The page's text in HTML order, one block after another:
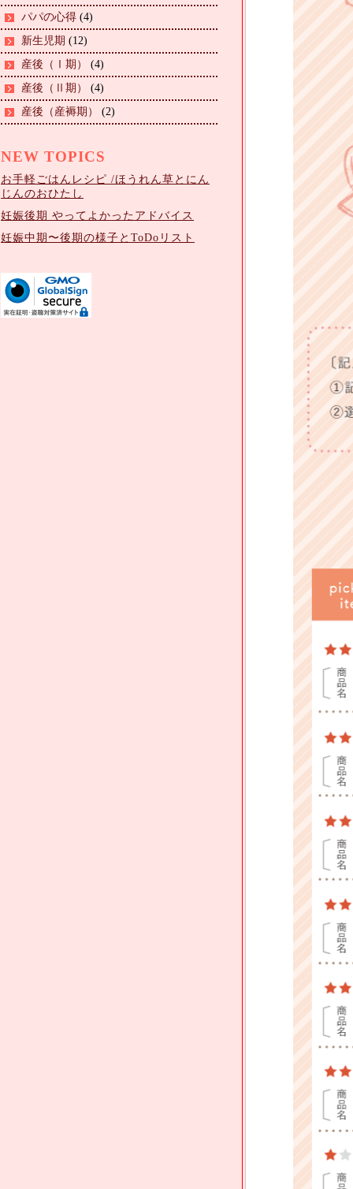
パパの心得 (4)
新生児期 (12)
産後（Ⅰ期）
(4)
産後（Ⅱ期）
(4)
産後（産褥期）
(2)
NEW TOPICS
お手軽ごはんレシピ /ほうれん草とにん
じんのおひたし
妊娠後期 やってよかったアドバイス
妊娠中期〜後期の様子とToDoリスト